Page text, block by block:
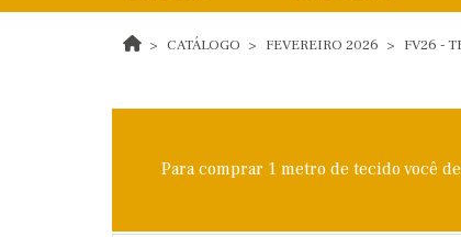
CATÁLOGO FEVEREIRO 2026 FV26 -
Para comprar 1 metro de tecido você